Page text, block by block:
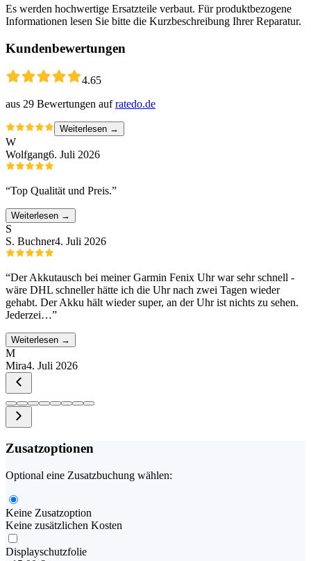
Es werden hochwertige Ersatzteile verbaut. Für produktbezogene
Informationen lesen Sie bitte die Kurzbeschreibung Ihrer Reparatur.
Kundenbewertungen
4.65
aus 29 Bewertungen auf ratedo.de
Weiterlesen →
W
Wolfgang6. Juli 2026
“Top Qualität und Preis.”
Weiterlesen →
S
S. Buchner4. Juli 2026
“Der Akkutausch bei meiner Garmin Fenix Uhr war sehr schnell -
wäre DHL schneller hätte ich die Uhr nach zwei Tagen wieder
gehabt. Der Akku hält wieder super, an der Uhr ist nichts zu sehen.
Jederzei…”
Weiterlesen →
M
Mira4. Juli 2026
Zusatzoptionen
Optional eine Zusatzbuchung wählen:
Keine Zusatzoption
Keine zusätzlichen Kosten
Displayschutzfolie